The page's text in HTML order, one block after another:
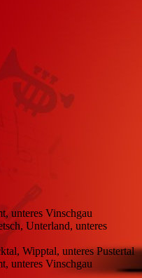
unteres Vinschgau
Unterland, unteres
Wipptal, unteres Pustertal
unteres Vinschgau